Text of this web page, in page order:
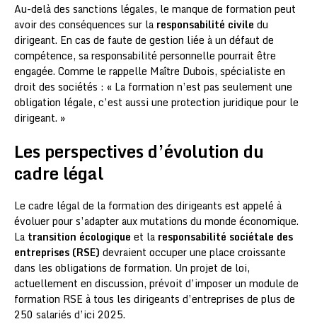
Au-delà des sanctions légales, le manque de formation peut
avoir des conséquences sur la responsabilité civile du
dirigeant. En cas de faute de gestion liée à un défaut de
compétence, sa responsabilité personnelle pourrait être
engagée. Comme le rappelle Maître Dubois, spécialiste en
droit des sociétés : « La formation n’est pas seulement une
obligation légale, c’est aussi une protection juridique pour le
dirigeant. »
Les perspectives d’évolution du
cadre légal
Le cadre légal de la formation des dirigeants est appelé à
évoluer pour s’adapter aux mutations du monde économique.
La transition écologique et la responsabilité sociétale des
entreprises (RSE) devraient occuper une place croissante
dans les obligations de formation. Un projet de loi,
actuellement en discussion, prévoit d’imposer un module de
formation RSE à tous les dirigeants d’entreprises de plus de
250 salariés d’ici 2025.